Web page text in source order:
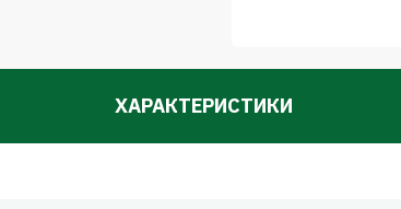
ХАРАКТЕРИСТИКИ